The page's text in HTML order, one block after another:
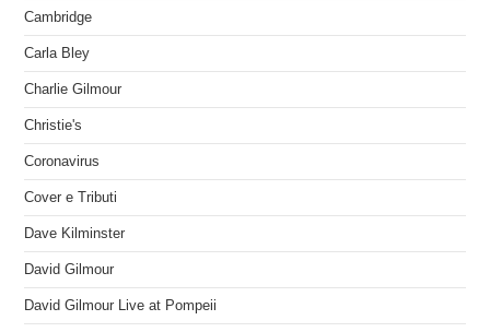
Cambridge
Carla Bley
Charlie Gilmour
Christie's
Coronavirus
Cover e Tributi
Dave Kilminster
David Gilmour
David Gilmour Live at Pompeii